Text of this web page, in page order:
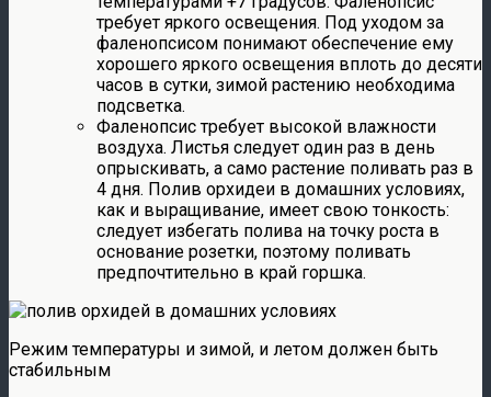
требует яркого освещения. Под уходом за
фаленопсисом понимают обеспечение ему
хорошего яркого освещения вплоть до десяти
часов в сутки, зимой растению необходима
подсветка.
Фаленопсис требует высокой влажности
воздуха. Листья следует один раз в день
опрыскивать, а само растение поливать раз в
4 дня. Полив орхидеи в домашних условиях,
как и выращивание, имеет свою тонкость:
следует избегать полива на точку роста в
основание розетки, поэтому поливать
предпочтительно в край горшка.
Режим температуры и зимой, и летом должен быть
стабильным